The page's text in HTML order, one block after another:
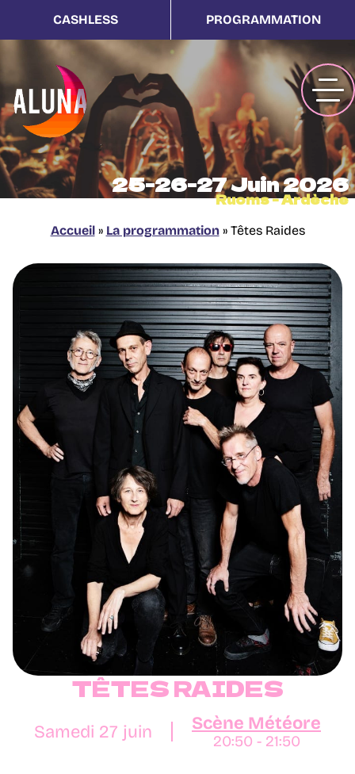
25-26-27 Juin 2026
Ruoms - Ardèche
CASHLESS PROGRAMMATION
Accueil» La programmation» Têtes Raides
TÊTES RAIDES
Samedi 27 juin Scène Météore
20:50 - 21:50